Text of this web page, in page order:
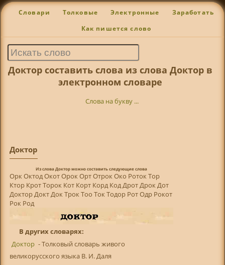
Словари Толковые Электронные Заработать
Как пишется слово
Доктор составить слова из слова Доктор в
электронном словаре
Слова на букву ...
Доктор
Из слова Докторможно составить следующие слова
Орк Октод Окот Орок Орт Отрок Око Роток Тор
Ктор Крот Торок Кот Корт Корд Код Дрот Дрок Дот
Доктор Докт Док Трок Тоо Ток Тодор Рот Одр Рокот
Рок Род
В других словарях:
Доктор - Толковый словарь живого
великорусского языка В. И. Даля